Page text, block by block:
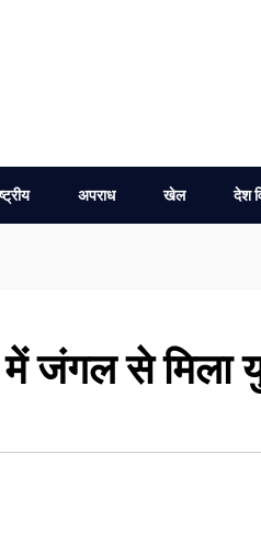
अपराध खेल देश
में जंगल से